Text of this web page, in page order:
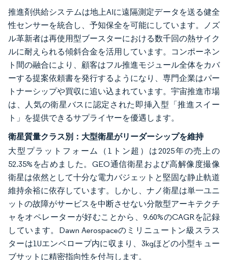
推進剤供給システムは地上AIに遠隔測定データを送る健全
性センサーを統合し、予知保全を可能にしています。ノズ
ル革新者は再使用型ブースターにおける数千回の熱サイク
ルに耐えられる傾斜合金を活用しています。コンポーネン
ト間の融合により、顧客はフル推進モジュール全体をカバ
ーする提案依頼書を発行するようになり、専門企業はパー
トナーシップや買収に追い込まれています。宇宙推進市場
は、人気の衛星バスに認定された即挿入型「推進スイー
ト」を提供できるサプライヤーを優遇します。
衛星質量クラス別：大型衛星がリーダーシップを維持
大型プラットフォーム（1トン超）は2025年の売上の
52.35%を占めました。GEO通信衛星および高解像度撮像
衛星は依然として十分な電力バジェットと堅固な静止軌道
維持余裕に依存しています。しかし、ナノ衛星は単一ユニ
ットの故障がサービスを中断させない分散型アーキテクチ
ャをオペレーターが好むことから、9.60%のCAGRを記録
しています。Dawn Aerospaceのミリニュートン級スラス
ターは1Uエンベロープ内に収まり、3kgほどの小型キュー
ブサットに精密指向性を付与します。